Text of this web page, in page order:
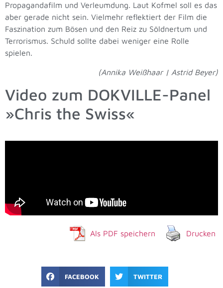
Propagandafilm und Verleumdung. Laut Kofmel soll es das
aber gerade nicht sein. Vielmehr reflektiert der Film die
Faszination zum Bösen und den Reiz zu Söldnertum und
Terrorismus. Schuld sollte dabei weniger eine Rolle
spielen.
(Annika Weißhaar | Astrid Beyer)
Video zum DOKVILLE-Panel
»Chris the Swiss«
Als PDF speichern Drucken
FACEBOOK TWITTER